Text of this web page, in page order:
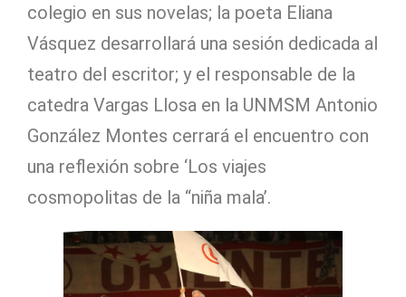
colegio en sus novelas; la poeta Eliana
Vásquez desarrollará una sesión dedicada al
teatro del escritor; y el responsable de la
catedra Vargas Llosa en la UNMSM Antonio
González Montes cerrará el encuentro con
una reflexión sobre ‘Los viajes
cosmopolitas de la “niña mala’.